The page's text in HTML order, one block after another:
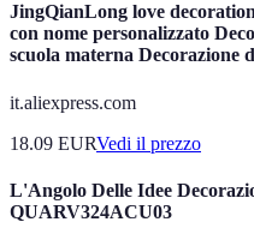
JingQianLong love
con nome personalizzato
scuola materna Decorazione
it.aliexpress.com
18.09 EURVedi il prezzo
L'Angolo Delle Idee
QUARV324ACU03